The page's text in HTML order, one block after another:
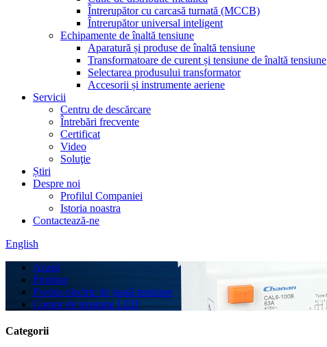
Întrerupător cu carcasă turnată (MCCB)
Întrerupător universal inteligent
Echipamente de înaltă tensiune
Aparatură și produse de înaltă tensiune
Transformatoare de curent și tensiune de înaltă tensiune
Selectarea produsului transformator
Accesorii și instrumente aeriene
Servicii
Centru de descărcare
Întrebări frecvente
Certificat
Video
Soluţie
Știri
Despre noi
Profilul Companiei
Istoria noastra
Contactează-ne
English
Acasă
Produse
Produs electric de joasă tensiune
Contor de tensiune LED
Categorii